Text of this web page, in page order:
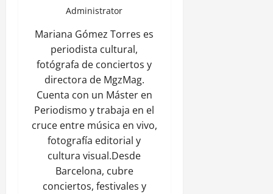
Administrator
Mariana Gómez Torres es
periodista cultural,
fotógrafa de conciertos y
directora de MgzMag.
Cuenta con un Máster en
Periodismo y trabaja en el
cruce entre música en vivo,
fotografía editorial y
cultura visual.Desde
Barcelona, cubre
conciertos, festivales y